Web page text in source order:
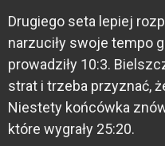
Drugiego seta lepiej
narzuciły swoje tempo
prowadziły 10:3.
strat i trzeba przyznać,
Niestety końcówka
które wygrały 25:20.